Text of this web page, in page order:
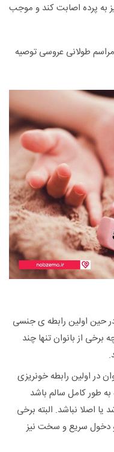
به پرده اصابت کند و موجب
طولانی عروسی توصیه
حین اولین رابطه ی جنسی
از بانوان تنها چند
در اولین رابطه خونریزی
به طور کامل سالم باشد
اصلا نباشد. البته برخی
دخول سریع و سخت نیز